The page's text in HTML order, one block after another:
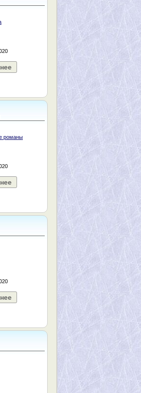
романы